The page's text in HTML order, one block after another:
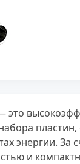
энергии.
и